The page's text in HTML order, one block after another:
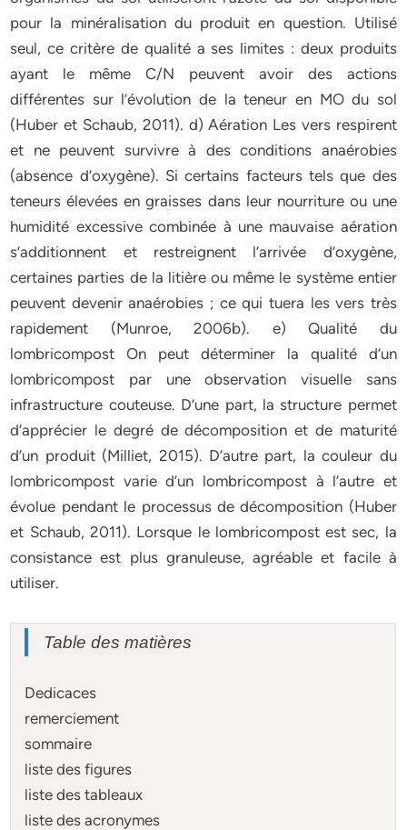
pour la minéralisation du produit en question. Utilisé
seul, ce critère de qualité a ses limites : deux produits
ayant le même C/N peuvent avoir des actions
différentes sur l’évolution de la teneur en MO du sol
(Huber et Schaub, 2011). d) Aération Les vers respirent
et ne peuvent survivre à des conditions anaérobies
(absence d’oxygène). Si certains facteurs tels que des
teneurs élevées en graisses dans leur nourriture ou une
humidité excessive combinée à une mauvaise aération
s’additionnent et restreignent l’arrivée d’oxygène,
certaines parties de la litière ou même le système entier
peuvent devenir anaérobies ; ce qui tuera les vers très
rapidement (Munroe, 2006b). e) Qualité du
lombricompost On peut déterminer la qualité d’un
lombricompost par une observation visuelle sans
infrastructure couteuse. D’une part, la structure permet
d’apprécier le degré de décomposition et de maturité
d’un produit (Milliet, 2015). D’autre part, la couleur du
lombricompost varie d’un lombricompost à l’autre et
évolue pendant le processus de décomposition (Huber
et Schaub, 2011). Lorsque le lombricompost est sec, la
consistance est plus granuleuse, agréable et facile à
utiliser.
Table des matières
Dedicaces
remerciement
sommaire
liste des figures
liste des tableaux
liste des acronymes